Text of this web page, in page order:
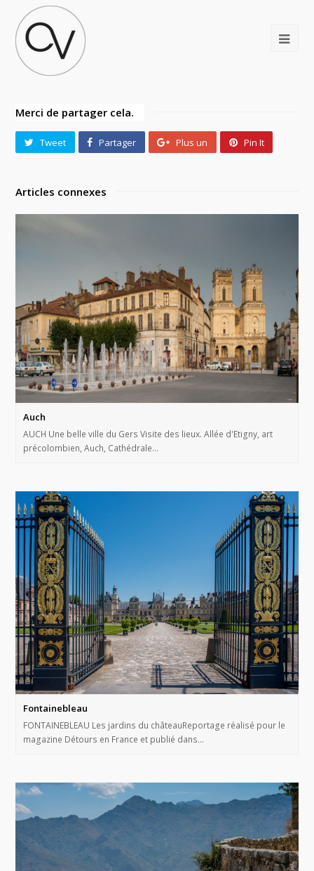
Merci de partager cela.
Tweet Partager Plus un Pin It
Articles connexes
Auch
AUCH Une belle ville du Gers Visite des lieux. Allée d'Etigny, art
précolombien, Auch, Cathédrale…
Fontainebleau
FONTAINEBLEAU Les jardins du châteauReportage réalisé pour le
magazine Détours en France et publié dans…